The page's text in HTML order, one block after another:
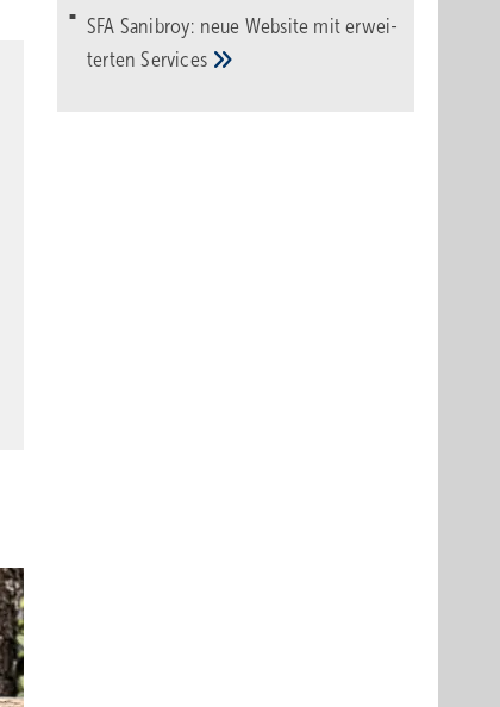
SFA Sanibroy: neue Web­site mit erwei­
tertenServices